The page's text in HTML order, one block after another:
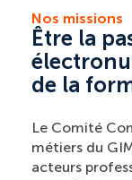
Nos missions
Être la
de la
Le Comité
métiers du
acteurs